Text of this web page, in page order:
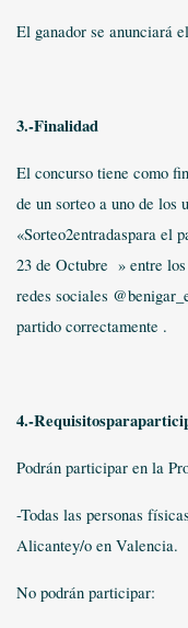
El ganador se anunciará
3.-Finalidad
El concurso tiene como
de un sorteo a uno de los
«Sorteo2entradaspara el
23 de Octubre » entre
redes sociales
partido correctamente .
4.-
Podrán participar en la
-Todas las personas
Alicantey/o en Valencia.
No podrán participar: